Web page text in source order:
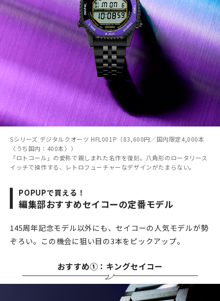
Sシリーズ デジタルクオーツ HFL001P（83,600円／国内限定4,000本
〈うち国内：400本〉）
「ロトコール」の愛称で親しまれた名作を復刻。八角形のロータリース
イッチで操作する、レトロフューチャーなデザインがたまらない。
POPUPで買える！
編集部おすすめセイコーの定番モデル
145周年記念モデル以外にも、セイコーの人気モデルが勢
ぞろい。この機会に狙い目の3本をピックアップ。
おすすめ①：キングセイコー